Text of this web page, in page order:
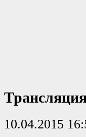
10.04.2015